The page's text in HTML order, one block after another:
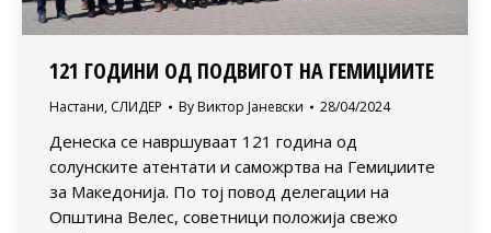
121 ГОДИНИ ОД ПОДВИГОТ НА ГЕМИЏИИТЕ
Настани, СЛИДЕР By Виктор Јаневски 28/04/2024
Денеска се навршуваат 121 година од
солунските атентати и саможртва на Гемиџиите
за Македонија. По тој повод делегации на
Општина Велес, советници положија свежо